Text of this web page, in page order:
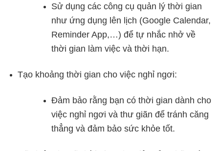
Sử dụng các công cụ quản lý thời gian
như ứng dụng lên lịch (Google Calendar,
Reminder App,…) để tự nhắc nhở về
thời gian làm việc và thời hạn.
Tạo khoảng thời gian cho việc nghỉ ngơi:
Đảm bảo rằng bạn có thời gian dành cho
việc nghỉ ngơi và thư giãn để tránh căng
thẳng và đảm bảo sức khỏe tốt.